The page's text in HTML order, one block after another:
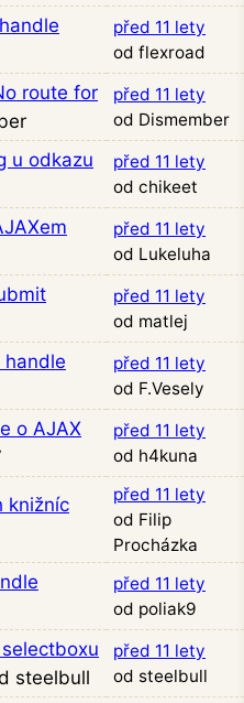
před 11 lety
od flexroad
route for
před 11 lety
od Dismember
u odkazu
před 11 lety
od chikeet
před 11 lety
od Lukeluha
před 11 lety
od matlej
handle
před 11 lety
od F.Vesely
o AJAX
před 11 lety
od h4kuna
knižníc
před 11 lety
od Filip
Procházka
před 11 lety
od poliak9
steelbull
před 11 lety
od steelbull